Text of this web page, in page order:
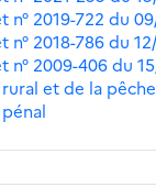
n° 2019-722 du
n° 2018-786 du
n° 2009-406 du
et de la